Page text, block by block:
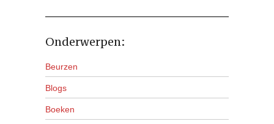
Onderwerpen:
Beurzen
Blogs
Boeken